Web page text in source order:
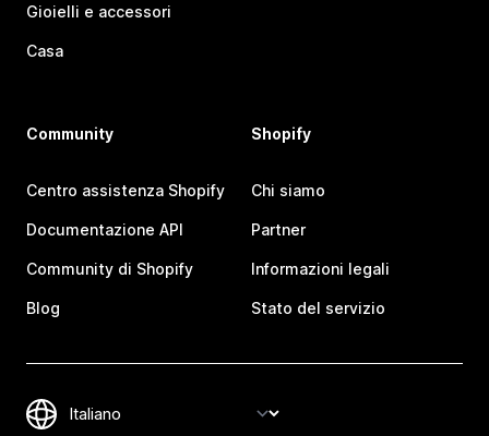
Gioielli e accessori
Casa
Community
Centro assistenza Shopify
Documentazione API
Community di Shopify
Blog
Shopify
Chi siamo
Partner
Informazioni legali
Stato del servizio